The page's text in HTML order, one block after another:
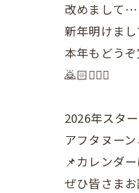
改めまして…
新年明けまし
本年もどう
🙇🏻🙇🏽‍♀️
2026年スタ
アフタヌー
📌カレンダ
ぜひ皆さま